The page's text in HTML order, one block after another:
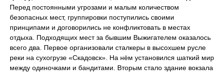
Перед постоянными угрозами и малым количеством
безопасных мест, группировки поступились своими
принципами и договорились не конфликтовать в местах
отдыха. Подходящих мест за бывшим Выжигателем оказалось
всего два. Первое организовали сталкеры в высохшем русле
реки на сухогрузе «Скадовск». На нём установился шаткий мир
между одиночками и бандитами. Вторым стало здание вокзала